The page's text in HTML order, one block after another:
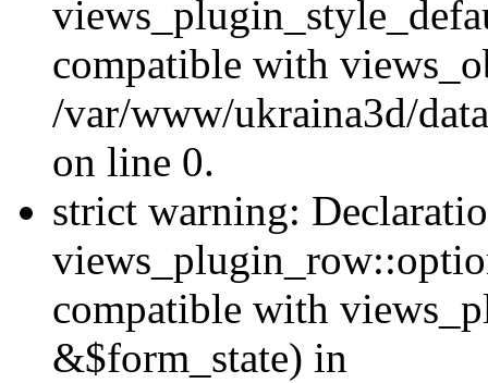
compatible with
/var/www/ukraina3d/
on line 0.
strict warning:
compatible with
&$form_state) in